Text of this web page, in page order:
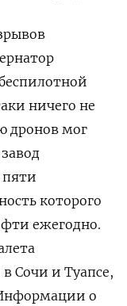
ничего не
дронов мог
пяти
которого
ежегодно.
Сочи и Туапсе,
о